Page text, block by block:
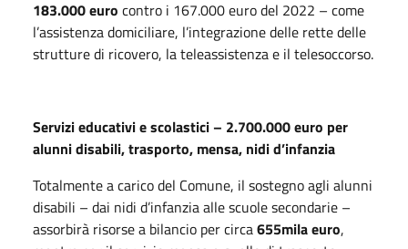
183.000 euro contro i 167.000 euro del 2022 – come
l’assistenza domiciliare, l’integrazione delle rette delle
strutture di ricovero, la teleassistenza e il telesoccorso.
Servizi educativi e scolastici – 2.700.000 euro per
alunni disabili, trasporto, mensa, nidi d’infanzia
Totalmente a carico del Comune, il sostegno agli alunni
disabili – dai nidi d’infanzia alle scuole secondarie –
assorbirà risorse a bilancio per circa655mila euro,